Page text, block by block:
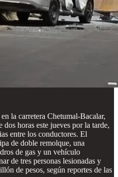
la carretera Chetumal-Bacalar,
horas este jueves por la tarde,
entre los conductores. El
de doble remolque, una
de gas y un vehículo
de tres personas lesionadas y
de pesos, según reportes de las